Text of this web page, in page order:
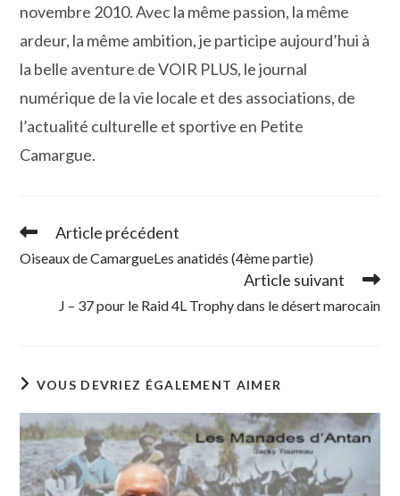
novembre 2010. Avec la même passion, la même
ardeur, la même ambition, je participe aujourd’hui à
la belle aventure de VOIR PLUS, le journal
numérique de la vie locale et des associations, de
l’actualité culturelle et sportive en Petite
Camargue.
Read
articles
Article précédent
Oiseaux de CamargueLes anatidés (4ème partie)
Article suivant
J – 37 pour le Raid 4L Trophy dans le désert marocain
VOUS DEVRIEZ ÉGALEMENT AIMER